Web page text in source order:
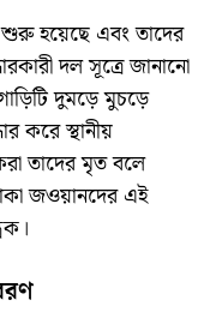
হয়েছে এবং তাদের
দল সূত্রে জানানো
দুমড়ে মুচড়ে
করে স্থানীয়
তাদের মৃত বলে
জওয়ানদের এই